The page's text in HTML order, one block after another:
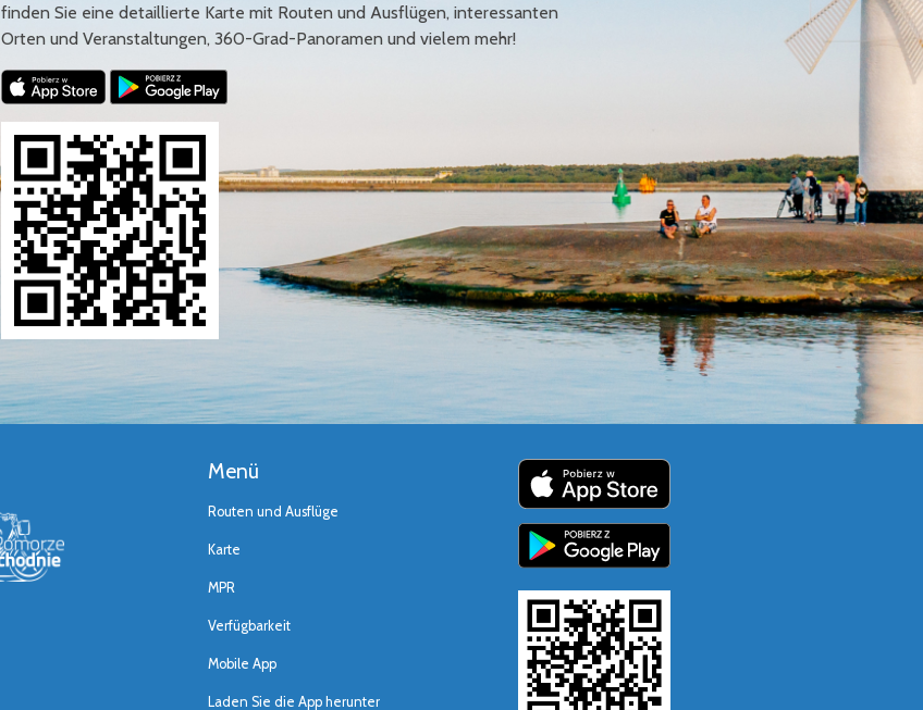
finden Sie eine detaillierte Karte mit Routen und Ausflügen, interessanten
Orten und Veranstaltungen, 360-Grad-Panoramen und vielem mehr!
Menü
Routen und Ausflüge
Karte
MPR
Verfügbarkeit
Mobile App
Laden Sie die App herunter